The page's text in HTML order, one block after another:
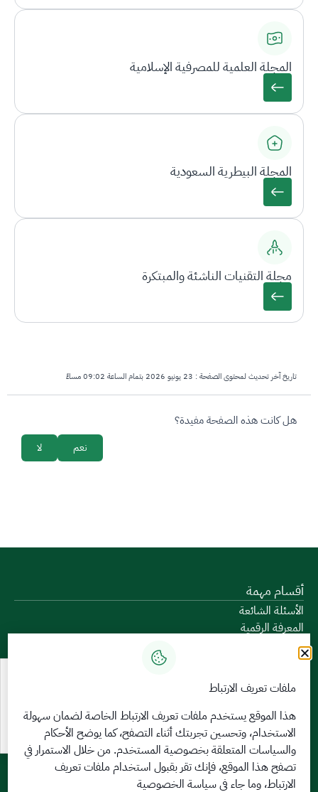
المجلة العلمية للمصرفية الإسلامية
المجلة البيطرية السعودية
مجلة التقنيات الناشئة والمبتكرة
تاريخ آخر تحديث لمحتوى الصفحة : 23 يونيو 2026 بتمام الساعة 09:02 مساءً
survey_v2
هل كانت هذه الصفحة مفيدة؟
لا نعم
أقسام مهمة
الأسئلة الشائعة
المعرفة الرقمية
دليل الخدمات
المشاركة الإلكترونية
البيانات المفتوحة
السياسات واللوائح
تواصل معنا
الخدمات الإلكترونية
بوابة الدخول الموحد
بوابة الزوار
ملفات تعريف الارتباط
هذا الموقع يستخدم ملفات تعريف الارتباط الخاصة لضمان سهولة
الاستخدام، وتحسين تجربتك أثناء التصفح، كما يوضح الأحكام
والسياسات المتعلقةبخصوصية المستخدم. من خلال الاستمرار في
تصفح هذا الموقع، فإنك تقر بقبول استخدام ملفات تعريف
الارتباط، وما جاء في سياسة الخصوصية